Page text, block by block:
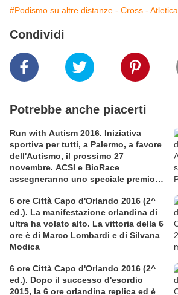
#Podismo su altre distanze - Cross - Atletica
Condividi
Potrebbe anche piacerti
Run with Autism 2016. Iniziativa
sportiva per tutti, a Palermo, a favore
dell'Autismo, il prossimo 27
novembre. ACSI e BioRace
assegneranno uno speciale premio
6 ore Città Capo d'Orlando 2016 (2^
ed.). La manifestazione orlandina di
ultra ha volato alto. La vittoria della 6
ore è di Marco Lombardi e di Silvana
Modica
6 ore Città Capo d'Orlando 2016 (2^
ed.). Dopo il successo d'esordio
2015, la 6 ore orlandina replica ed è